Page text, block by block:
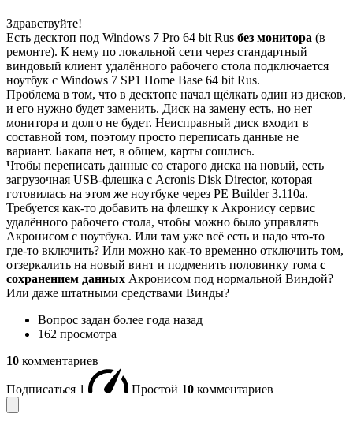
Здравствуйте!
Есть десктоп под Windows 7 Pro 64 bit Rus без монитора (в
ремонте). К нему по локальной сети через стандартный
виндовый клиент удалённого рабочего стола подключается
ноутбук с Windows 7 SP1 Home Base 64 bit Rus.
Проблема в том, что в десктопе начал щёлкать один из дисков,
и его нужно будет заменить. Диск на замену есть, но нет
монитора и долго не будет. Неисправный диск входит в
составной том, поэтому просто переписать данные не
вариант. Бакапа нет, в общем, карты сошлись.
Чтобы переписать данные со старого диска на новый, есть
загрузочная USB-флешка с Acronis Disk Director, которая
готовилась на этом же ноутбуке через PE Builder 3.110a.
Требуется как-то добавить на флешку к Акронису сервис
удалённого рабочего стола, чтобы можно было управлять
Акронисом с ноутбука. Или там уже всё есть и надо что-то
где-то включить? Или можно как-то временно отключить том,
отзеркалить на новый винт и подменить половинку тома с
сохранением данных Акронисом под нормальной Виндой?
Или даже штатными средствами Винды?
Вопрос задан более года назад
162 просмотра
10 комментариев
Подписаться 1 Простой 10 комментариев